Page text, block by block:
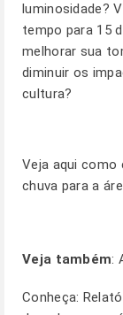
luminosidade?
tempo para 15
melhorar sua
diminuir os
cultura?
Veja aqui como
chuva para a
Veja também:
Conheça: